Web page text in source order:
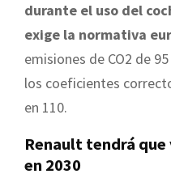
durante el uso del
exige la normativa
emisiones de CO2 de
los coeficientes
en 110.
Renault tendrá que
en 2030